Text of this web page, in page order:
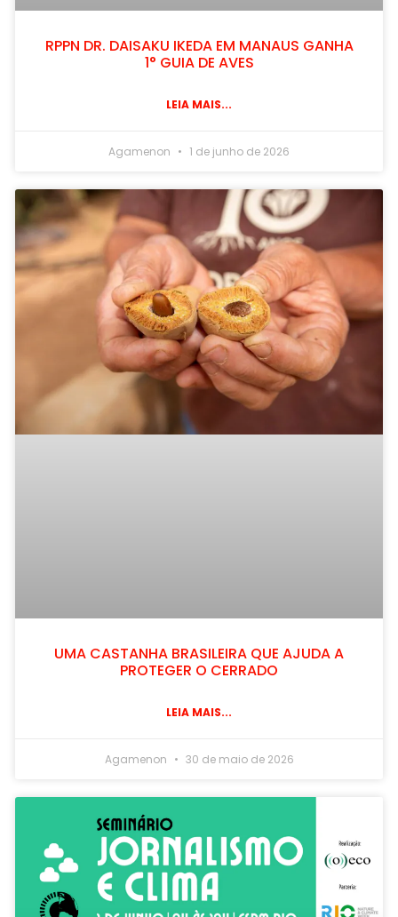
RPPN DR. DAISAKU IKEDA EM MANAUS GANHA
1° GUIA DE AVES
LEIA MAIS...
Agamenon 1 de junho de 2026
UMA CASTANHA BRASILEIRA QUE AJUDA A
PROTEGER O CERRADO
LEIA MAIS...
Agamenon 30 de maio de 2026